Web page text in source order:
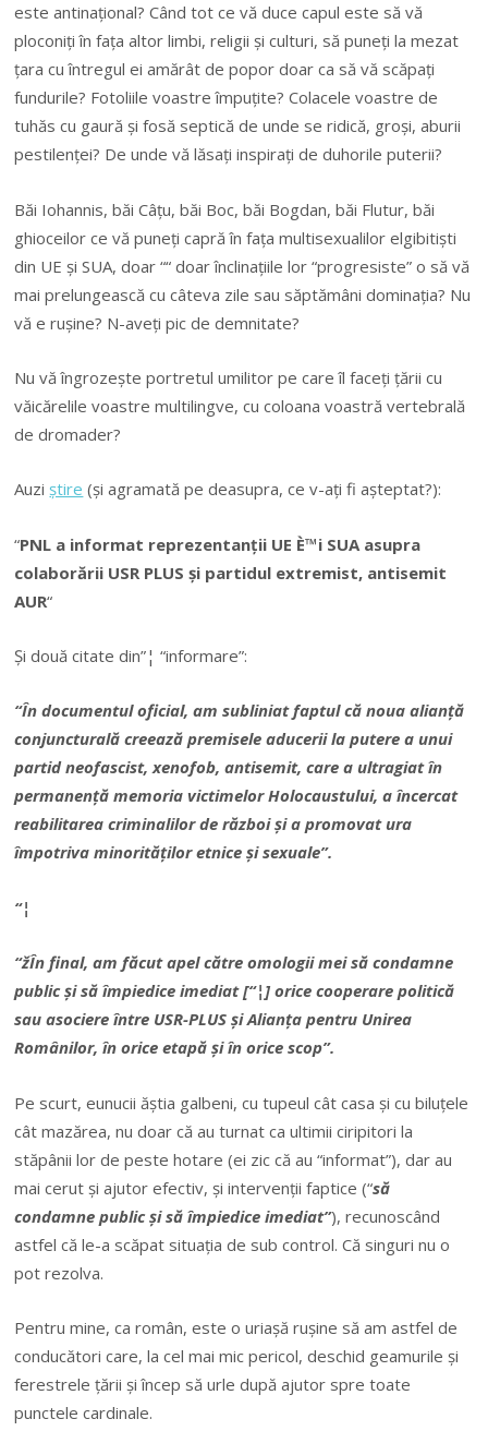
este antinațional? Când tot ce vă duce capul este să vă
ploconiți în fața altor limbi, religii și culturi, să puneți la mezat
țara cu întregul ei amărât de popor doar ca să vă scăpați
fundurile? Fotoliile voastre împuțite? Colacele voastre de
tuhăs cu gaură și fosă septică de unde se ridică, groși, aburii
pestilenței? De unde vă lăsați inspirați de duhorile puterii?
Băi Iohannis, băi Câțu, băi Boc, băi Bogdan, băi Flutur, băi
ghioceilor ce vă puneți capră în fața multisexualilor elgibitiști
din UE și SUA, doar ““ doar înclinațiile lor “progresiste” o să vă
mai prelungească cu câteva zile sau săptămâni dominația? Nu
vă e rușine? N-aveți pic de demnitate?
Nu vă îngrozește portretul umilitor pe care îl faceți țării cu
văicărelile voastre multilingve, cu coloana voastră vertebrală
de dromader?
Auziștire (și agramată pe deasupra, ce v-ați fi așteptat?):
“PNL a informat reprezentanții UE È™i SUA asupra
colaborării USR PLUS și partidul extremist, antisemit
AUR“
Și două citate din”¦ “informare”:
“În documentul oficial, am subliniat faptul că noua alianță
conjuncturală creează premisele aducerii la putere a unui
partid neofascist, xenofob, antisemit, care a ultragiat în
permanență memoria victimelor Holocaustului, a încercat
reabilitarea criminalilor de război și a promovat ura
împotriva minorităților etnice și sexuale”.
“¦
“žÎn final, am făcut apel către omologii mei să condamne
public și să împiedice imediat [“¦] orice cooperare politică
sau asociere între USR-PLUS și Alianța pentru Unirea
Românilor, în orice etapă și în orice scop”.
Pe scurt, eunucii ăștia galbeni, cu tupeul cât casa și cu biluțele
cât mazărea, nu doar că au turnat ca ultimii ciripitori la
stăpânii lor de peste hotare (ei zic că au “informat”), dar au
mai cerut și ajutor efectiv, și intervenții faptice (“să
condamne public și să împiedice imediat”), recunoscând
astfel că le-a scăpat situația de sub control. Că singuri nu o
pot rezolva.
Pentru mine, ca român, este o uriașă rușine să am astfel de
conducători care, la cel mai mic pericol, deschid geamurile și
ferestrele țării și încep să urle după ajutor spre toate
punctele cardinale.